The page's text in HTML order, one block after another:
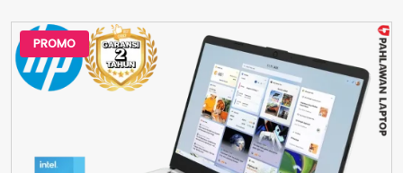
PROMO